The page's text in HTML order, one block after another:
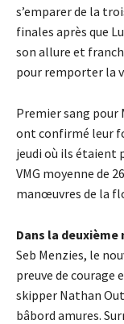
s’emparer de la
finales après que
son allure et
pour remporter la
Premier sang pour
ont confirmé leur
jeudi où ils étaient
VMG moyenne de
manœuvres de la
Dans la deuxième
Seb Menzies, le
preuve de courage
skipper Nathan
bâbord amures.